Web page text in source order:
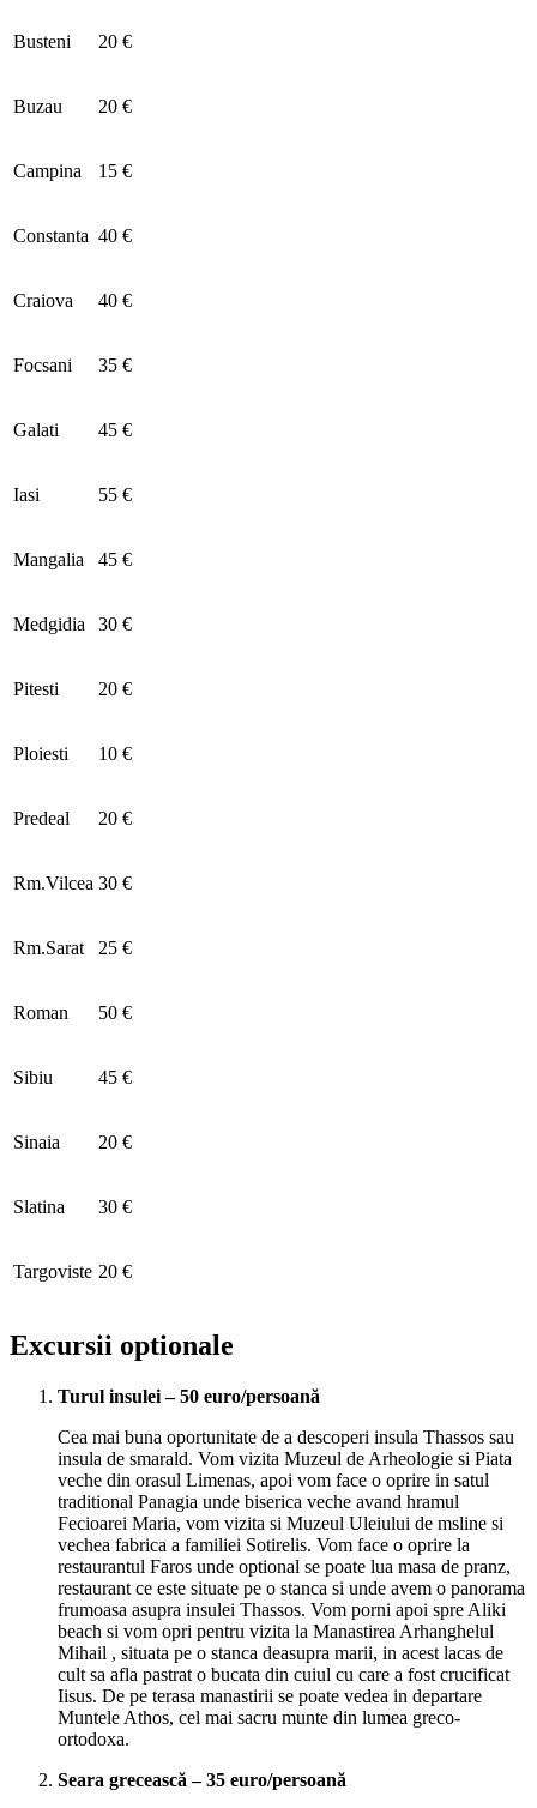
Busteni 20 €
Buzau 20 €
Campina 15 €
Constanta 40 €
Craiova 40 €
Focsani 35 €
Galati 45 €
Iasi 55 €
Mangalia 45 €
Medgidia 30 €
Pitesti 20 €
Ploiesti 10 €
Predeal 20 €
Rm.Vilcea 30 €
Rm.Sarat 25 €
Roman 50 €
Sibiu 45 €
Sinaia 20 €
Slatina 30 €
Targoviste 20 €
Excursii optionale
Turul insulei – 50 euro/persoană
Cea mai buna oportunitate de a descoperi insula Thassos sau
insula de smarald. Vom vizita Muzeul de Arheologie si Piata
veche din orasul Limenas, apoi vom face o oprire in satul
traditional Panagia unde biserica veche avand hramul
Fecioarei Maria, vom vizita si Muzeul Uleiului de msline si
vechea fabrica a familiei Sotirelis. Vom face o oprire la
restaurantul Faros unde optional se poate lua masa de pranz,
restaurant ce este situate pe o stanca si unde avem o panorama
frumoasa asupra insulei Thassos. Vom porni apoi spre Aliki
beach si vom opri pentru vizita la Manastirea Arhanghelul
Mihail , situata pe o stanca deasupra marii, in acest lacas de
cult sa afla pastrat o bucata din cuiul cu care a fost crucificat
Iisus. De pe terasa manastirii se poate vedea in departare
Muntele Athos, cel mai sacru munte din lumea greco-
ortodoxa.
Seara grecească – 35 euro/persoană